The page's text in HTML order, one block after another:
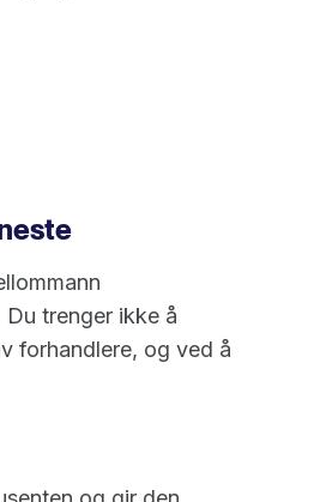
trenger ikke å
forhandlere, og ved å